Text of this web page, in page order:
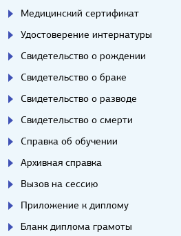
Медицинский сертификат
Удостоверение интернатуры
Свидетельство о рождении
Свидетельство о браке
Свидетельство о разводе
Свидетельство о смерти
Справка об обучении
Архивная справка
Вызов на сессию
Приложение к диплому
Бланк диплома грамоты